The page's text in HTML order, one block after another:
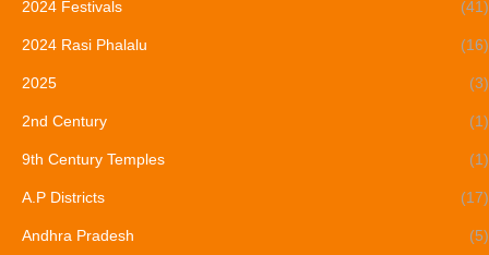
2024 Festivals (41)
2024 Rasi Phalalu (16)
2025 (3)
2nd Century (1)
9th Century Temples (1)
A.P Districts (17)
Andhra Pradesh (5)